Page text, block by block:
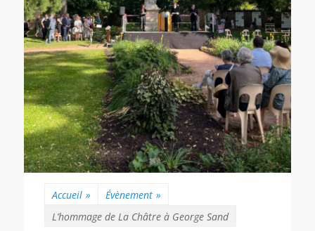
Accueil » Évènement »
L’hommage de La Châtre à George Sand